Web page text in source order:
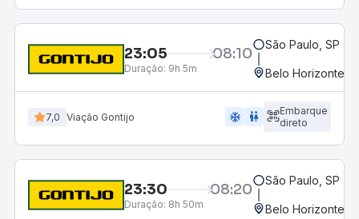
23:05 08:10
Duração: 9h 5m
São Paulo, SP -
Belo Horizonte,
7,0 Viação Gontijo ac_unit wc
Embarque
direto
23:30 08:20
Duração: 8h 50m
São Paulo, SP -
Belo Horizonte,